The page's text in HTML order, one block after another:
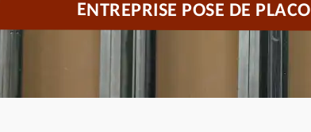
ENTREPRISE POSE DE